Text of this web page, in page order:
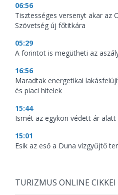
06:56
Tisztességes versenyt akar az
Szövetség új főtitkára
05:29
A forintot is megütheti az
16:56
Maradtak energetikai
és piaci hitelek
15:44
Ismét az egykori védett ár alatt
15:01
Esik az eső a Duna vízgyűjtő
TURIZMUS ONLINE CIKKEI